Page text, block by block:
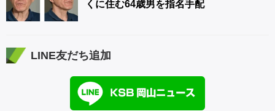
くに住む64歳男を指名手配
LINE友だち追加